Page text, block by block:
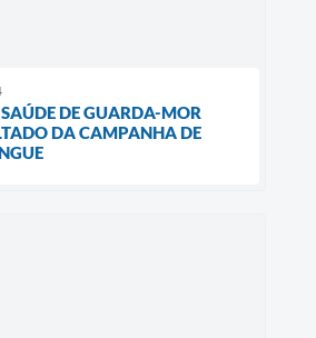
DE GUARDA-MOR
DA CAMPANHA DE